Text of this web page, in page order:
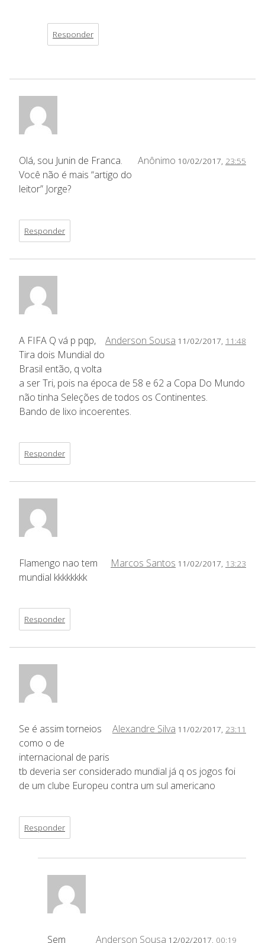
Responder
Anônimo 10/02/2017, 23:55
Olá, sou Junin de Franca.
Você não é mais “artigo do
leitor” Jorge?
Responder
Anderson Sousa 11/02/2017, 11:48
A FIFA Q vá p pqp,
Tira dois Mundial do
Brasil então, q volta
a ser Tri, pois na época de 58 e 62 a Copa Do Mundo
não tinha Seleções de todos os Continentes.
Bando de lixo incoerentes.
Responder
Marcos Santos 11/02/2017, 13:23
Flamengo nao tem
mundial kkkkkkkk
Responder
Alexandre Silva 11/02/2017, 23:11
Se é assim torneios
como o de
internacional de paris
tb deveria ser considerado mundial já q os jogos foi
de um clube Europeu contra um sul americano
Responder
Anderson Sousa 12/02/2017, 00:19
Sem